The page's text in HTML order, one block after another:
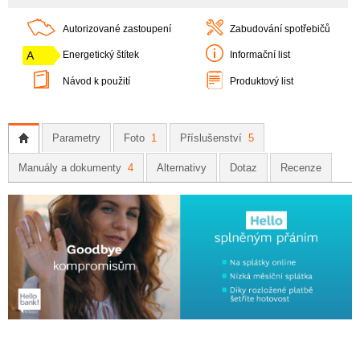
Autorizované zastoupení Zabudování spotřebičů
A Energetický štítek Informační list
Návod k použití Produktový list
Parametry Foto 1 Příslušenství 5
Manuály a dokumenty 4 Alternativy Dotaz Recenze